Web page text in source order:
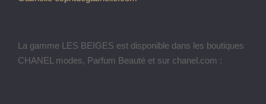
La gamme LES BEIGES est disponible dans les boutiques
CHANEL modes, Parfum Beauté et sur chanel.com :